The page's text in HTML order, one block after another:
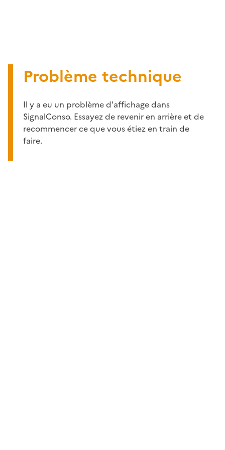
Problème technique
Il y a eu un problème d'affichage dans
SignalConso. Essayez de revenir en arrière et de
recommencer ce que vous étiez en train de
faire.